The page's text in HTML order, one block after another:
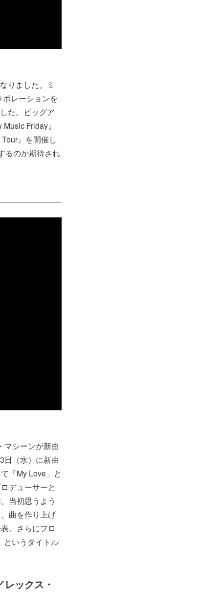
りました。ミ
レーションを
た。ビッグア
Friday』
』を開催し
るのか期待され
マシーンが新曲
日（水）に新曲
「My Love」と
デューサーと
当初思うよう
曲を作り上げ
。さらにフロ
というタイトル
レックス・